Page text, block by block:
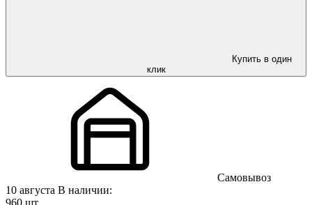
Купить в один
клик
Самовывоз
10 августа В наличии:
960 шт